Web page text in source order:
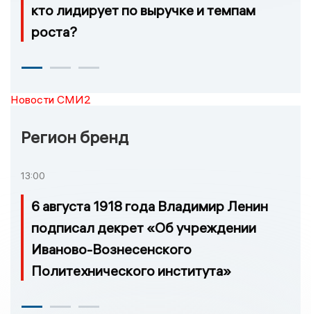
кто лидирует по выручке и темпам
роста?
Новости СМИ2
Регион бренд
13:00
6 августа 1918 года Владимир Ленин
подписал декрет «Об учреждении
Иваново-Вознесенского
Политехнического института»